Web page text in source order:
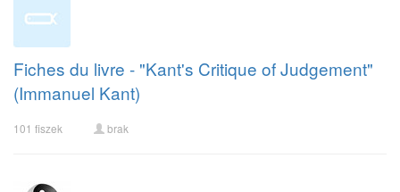
Fiches du livre - "Kant's Critique of Judgement"
(Immanuel Kant)
101 fiszek brak